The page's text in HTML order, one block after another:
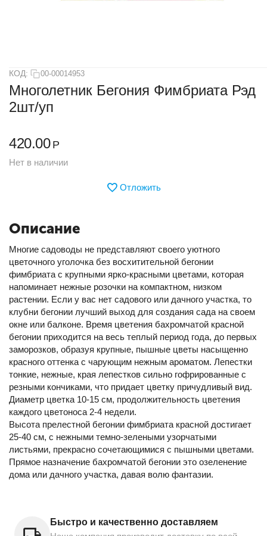
КОД: 00-00014953
Многолетник Бегония Фимбриата Рэд
2шт/уп
420.00 Р
Нет в наличии
Отложить
Описание
Многие садоводы не представляют своего уютного
цветочного уголочка без восхитительной бегонии
фимбриата с крупными ярко-красными цветами, которая
напоминает нежные розочки на компактном, низком
растении. Если у вас нет садового или дачного участка, то
клубни бегонии лучший выход для создания сада на своем
окне или балконе. Время цветения бахромчатой красной
бегонии приходится на весь теплый период года, до первых
заморозков, образуя крупные, пышные цветы насыщенно
красного оттенка с чарующим нежным ароматом. Лепестки
тонкие, нежные, края лепестков сильно гофрированные с
резными кончиками, что придает цветку причудливый вид.
Диаметр цветка 10-15 см, продолжительность цветения
каждого цветоноса 2-4 недели.
Высота прелестной бегонии фимбриата красной достигает
25-40 см, с нежными темно-зелеными узорчатыми
листьями, прекрасно сочетающимися с пышными цветами.
Прямое назначение бахромчатой бегонии это озеленение
дома или дачного участка, давая волю фантазии.
Быстро и качественно доставляем